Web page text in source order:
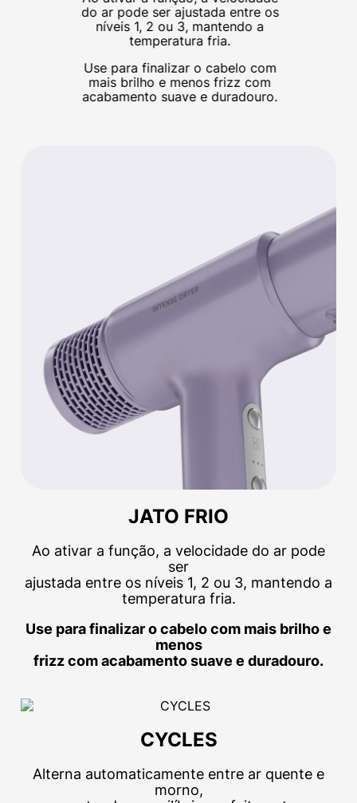
do ar pode ser ajustada entre os
níveis 1, 2 ou 3, mantendo a
temperatura fria.
Use para finalizar o cabelo com
mais brilho e menos frizz com
acabamento suave e duradouro.
JATO FRIO
Ao ativar a função, a velocidade do ar pode
ser
ajustada entre os níveis 1, 2 ou 3, mantendo a
temperatura fria.
Use para finalizar o cabelo com mais brilho e
menos
frizz com acabamento suave e duradouro.
CYCLES
Alterna automaticamente entre ar quente e
morno,